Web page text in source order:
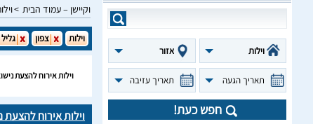
וקיישן – עמוד הבית
וילות אזור
תאריך הגעה תאריך עזיבה
חפש כעת!
וילות צפון
וילות אירוח להצעת
וילות אירוח להצעת